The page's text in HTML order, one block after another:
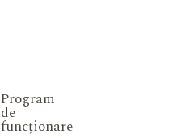
Program
de
funcționare